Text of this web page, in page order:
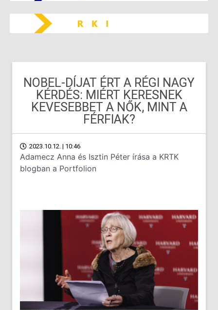
NOBEL-DÍJAT ÉRT A RÉGI NAGY
KÉRDÉS: MIÉRT KERESNEK
KEVESEBBET A NŐK, MINT A
FÉRFIAK?
2023.10.12. | 10:46
Adamecz Anna és Isztin Péter írása a KRTK
blogban a Portfolion